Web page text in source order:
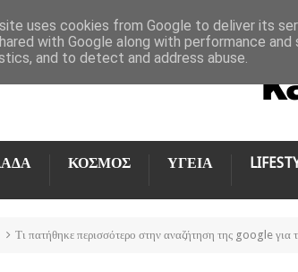
ΚΟΣΜΟΣ ΥΓΕΙΑ
Τι πατήθηκε περισσότερο στην αναζήτηση της google για
uses cookies from Google to deliver its
with Google along with performance
and to detect and address abuse.